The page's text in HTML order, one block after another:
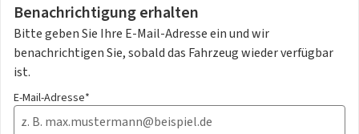
Benachrichtigung erhalten
Bitte geben Sie Ihre E-Mail-Adresse ein und wir
benachrichtigen Sie, sobald das Fahrzeug wieder verfügbar
ist.
E-Mail-Adresse*